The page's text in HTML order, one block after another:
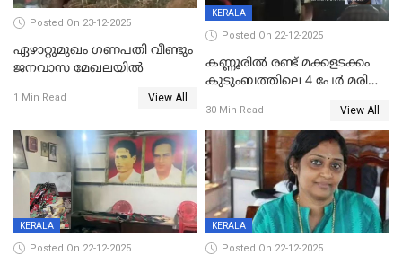
Posted On 23-12-2025
ഏഴാറ്റുമുഖം ഗണപതി വീണ്ടും
ജനവാസ മേഖലയിൽ
1 Min Read View All
KERALA
Posted On 22-12-2025
കണ്ണൂരിൽ രണ്ട് മക്കളടക്കം
കുടുംബത്തിലെ 4 പേർ മരിച്ച
30 Min Read View All
KERALA
Posted On 22-12-2025
KERALA
Posted On 22-12-2025